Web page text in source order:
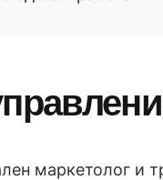
маркетолог и